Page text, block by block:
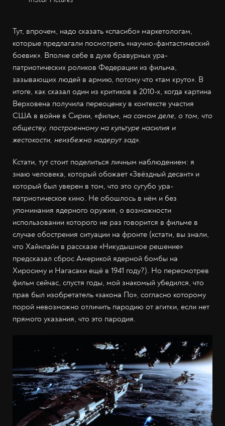
Тут, впрочем, надо сказать «спасибо» маркетологам,
которые предлагали посмотреть «научно-фантастический
боевик». Вполне себе в духе бравурных ура-
патриотических роликов Федерации из фильма,
зазывающих людей в армию, потому что «там круто». В
итоге, как сказал один из критиков в 2010-х, когда картина
Верховена получила переоценку в контексте участия
США в войне в Сирии, «фильм, на самом деле, о том, что
обществу, построенному на культуре насилия и
жестокости, неизбежно надерут зад».
Кстати, тут стоит поделиться личным наблюдением: я
знаю человека, который обожает «Звёздный десант» и
который был уверен в том, что это сугубо ура-
патриотическое кино. Не обошлось в нём и без
упоминания ядерного оружия, о возможности
использовании которого не раз говорится в фильме в
случае обострения ситуации на фронте (кстати, вы знали,
что Хайнлайн в рассказе «Никудышное решение»
предсказал сброс Америкой ядерной бомбы на
Хиросиму и Нагасаки ещё в 1941 году?). Но пересмотрев
фильм сейчас, спустя годы, мой знакомый убедился, что
прав был изобретатель «закона По», согласно которому
порой невозможно отличить пародию от агитки, если нет
прямого указания, что это пародия.